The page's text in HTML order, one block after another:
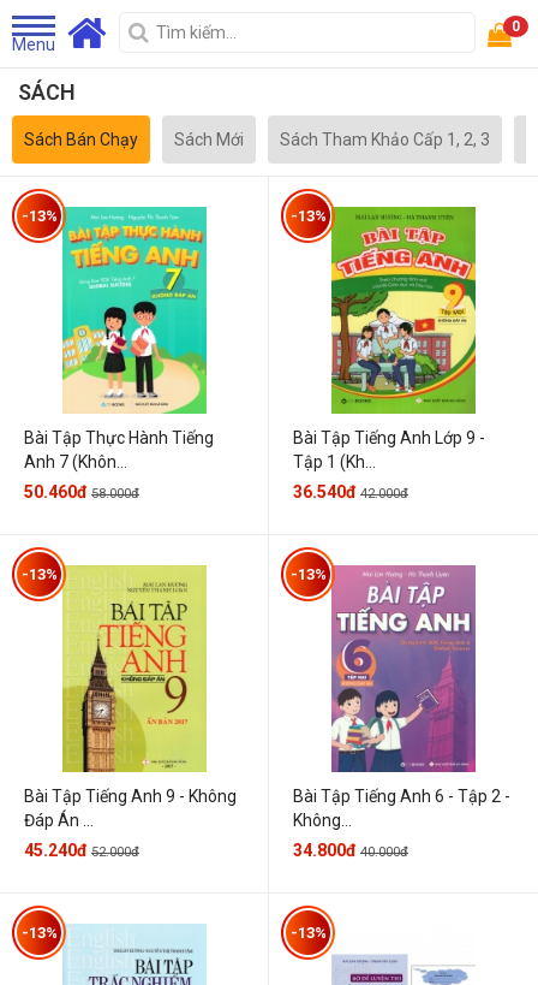
Menu
0
SÁCH
Sách Bán Chạy Sách Mới Sách Tham Khảo Cấp 1, 2, 3
Bài Tập Thực Hành Tiếng
Anh 7 (Khôn...
-13%
50.460đ 58.000đ
Bài Tập Tiếng Anh Lớp 9 -
Tập 1 (Kh...
-13%
36.540đ 42.000đ
Bài Tập Tiếng Anh 9 - Không
Đáp Án ...
-13%
45.240đ 52.000đ
Bài Tập Tiếng Anh 6 - Tập 2 -
Không...
-13%
34.800đ 40.000đ
-13% -13%